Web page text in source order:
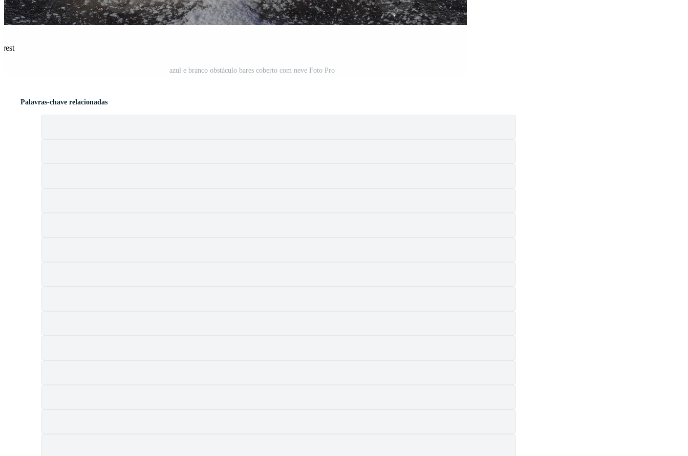
azul e branco obstáculo bares coberto com neve Foto Pro
Palavras-chave relacionadas